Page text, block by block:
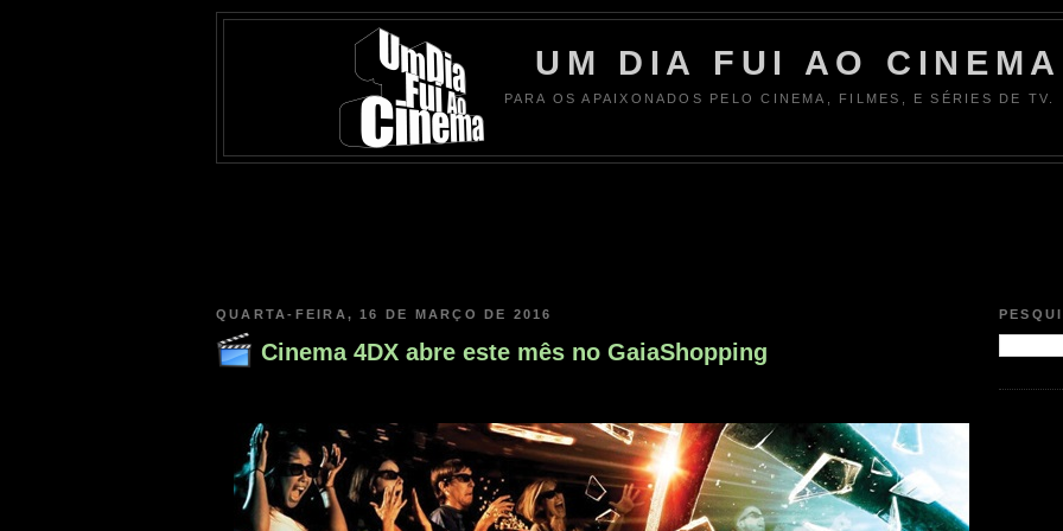
UM DIA FUI AO CINEMA
PARA OS APAIXONADOS PELO CINEMA, FILMES, E SÉRIES DE TV.
QUARTA-FEIRA, 16 DE MARÇO DE 2016
Cinema 4DX abre este mês no GaiaShopping